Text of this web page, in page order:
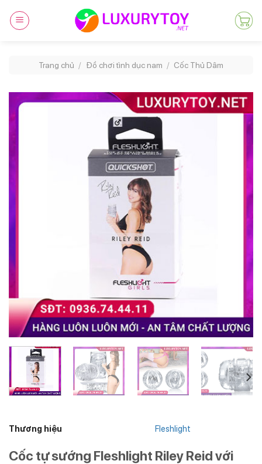
Trang chủ / Đồ chơi tình dục nam / Cốc Thủ Dâm
Thương hiệu Fleshlight
Cốc tự sướng Fleshlight Riley Reid với